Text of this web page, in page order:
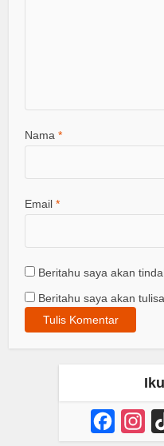
Nama*
Email*
Beritahu saya akan
Beritahu saya akan